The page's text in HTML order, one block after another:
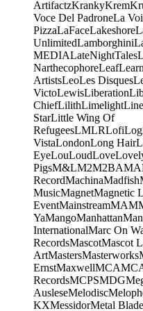
ArtifactzKrankyKrem
Voce Del PadroneLa
PizzaLaFaceLakeshore
UnlimitedLamborghini
MEDIALateNightTales
NarthecophoreLeaf
ArtistsLeoLes Disques
VictoLewisLiberation
ChiefLilithLimelightLine
StarLittle Wing Of
RefugeesLMLRLofi
VistaLondonLong Hair
EyeLouLoudLove
PigsM&LM2M2BAMA
RecordMachinaMadfish
MusicMagnetMagnetic
EventMainstreamMAM
YaMangoManhattan
InternationalMarc On
RecordsMascotMascot
ArtMastersMasterworks
ErnstMaxwellMCA
RecordsMCPSMDG
AusleseMelodisc
KXMessidorMetal Blade